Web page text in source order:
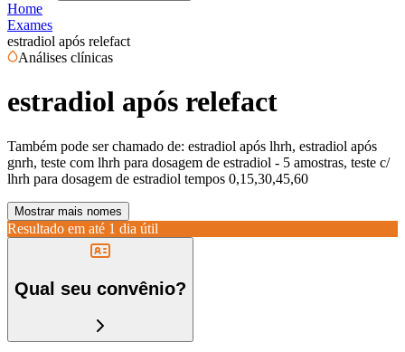
Home
Exames
estradiol após relefact
Análises clínicas
estradiol após relefact
Também pode ser chamado de: estradiol após lhrh, estradiol após
gnrh, teste com lhrh para dosagem de estradiol - 5 amostras, teste c/
lhrh para dosagem de estradiol tempos 0,15,30,45,60
Mostrar mais nomes
Resultado em até 1 dia útil
Qual seu convênio?